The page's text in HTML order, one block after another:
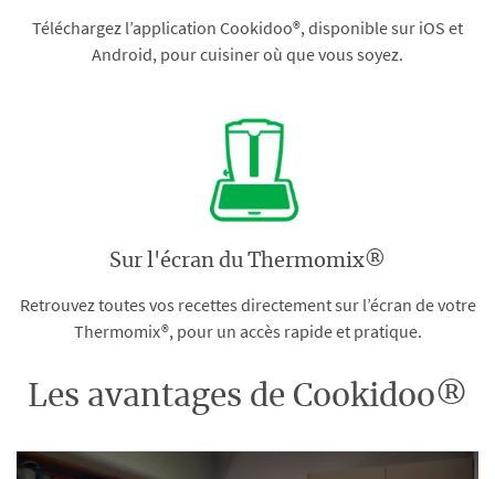
Téléchargez l’application Cookidoo®, disponible sur iOS et
Android, pour cuisiner où que vous soyez.
Sur l'écran du Thermomix®
Retrouvez toutes vos recettes directement sur l’écran de votre
Thermomix®, pour un accès rapide et pratique.
Les avantages de Cookidoo®